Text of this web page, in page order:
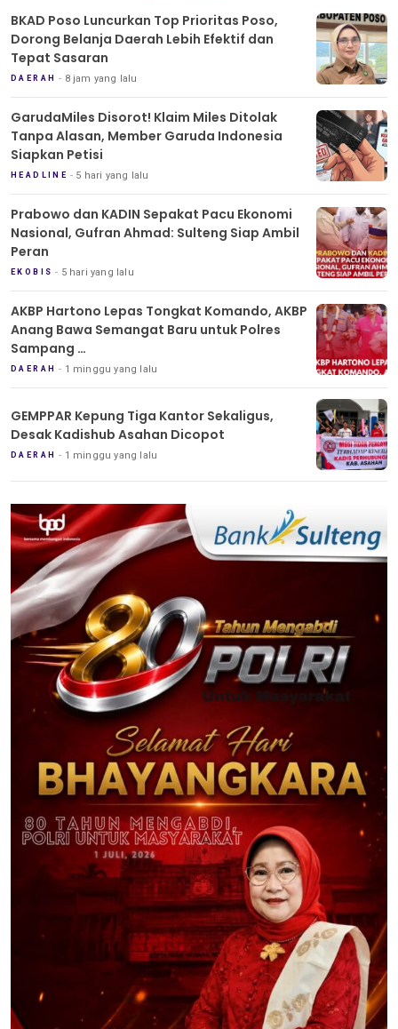
BKAD Poso Luncurkan Top Prioritas Poso,
Dorong Belanja Daerah Lebih Efektif dan
Tepat Sasaran
DAERAH 8 jam yang lalu
GarudaMiles Disorot! Klaim Miles Ditolak
Tanpa Alasan, Member Garuda Indonesia
Siapkan Petisi
HEADLINE 5 hari yang lalu
Prabowo dan KADIN Sepakat Pacu Ekonomi
Nasional, Gufran Ahmad: Sulteng Siap Ambil
Peran
EKOBIS 5 hari yang lalu
AKBP Hartono Lepas Tongkat Komando, AKBP
Anang Bawa Semangat Baru untuk Polres
Sampang
Tradisi Pedang Pora Iringi Sertijab Kapolres
Sampang
DAERAH 1 minggu yang lalu
GEMPPAR Kepung Tiga Kantor Sekaligus,
Desak Kadishub Asahan Dicopot
DAERAH 1 minggu yang lalu